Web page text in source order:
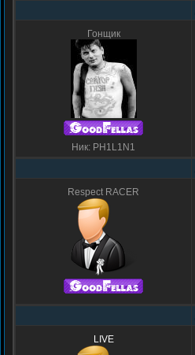
Гонщик
Ник: PH1L1N1
Respect RACER
LIVE